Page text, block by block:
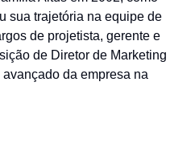
sua trajetória na equipe de
de projetista, gerente e
de Diretor de Marketing
da empresa na